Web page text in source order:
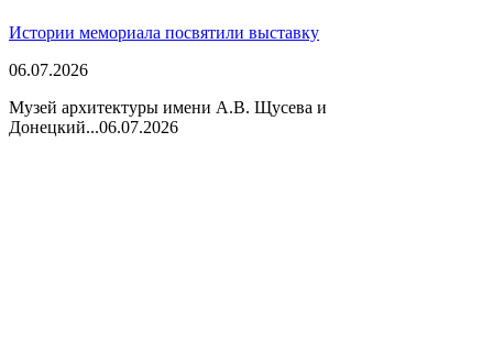
Истории мемориала посвятили выставку
06.07.2026
Музей архитектуры имени А.В. Щусева и
Донецкий...06.07.2026